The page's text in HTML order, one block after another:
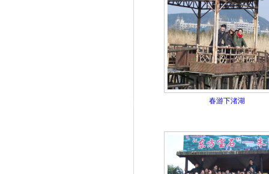
春游下渚湖